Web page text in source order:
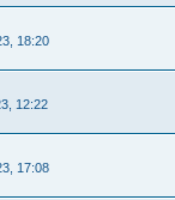
18:20
12:22
17:08